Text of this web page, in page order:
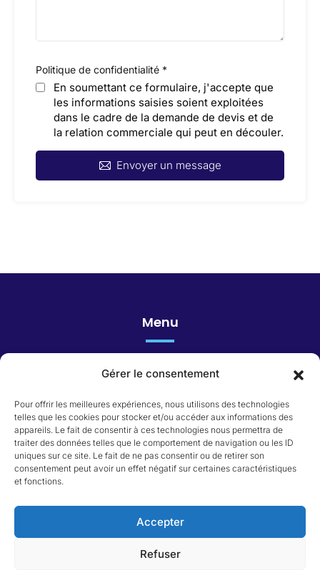
Gérer le consentement
Pour offrir les meilleures expériences, nous utilisons des technologies
telles que les cookies pour stocker et/ou accéder aux informations des
appareils. Le fait de consentir à ces technologies nous permettra de
traiter des données telles que le comportement de navigation ou les ID
uniques sur ce site. Le fait de ne pas consentir ou de retirer son
consentement peut avoir un effet négatif sur certaines caractéristiques
et fonctions.
Accepter
Refuser
Politique de confidentialité *
En soumettant ce formulaire, j'accepte que
les informations saisies soient exploitées
dans le cadre de la demande de devis et de
la relation commerciale qui peut en découler.
Envoyer un message
Menu
Catégorie du bien
Appartement
Maison
Terrain